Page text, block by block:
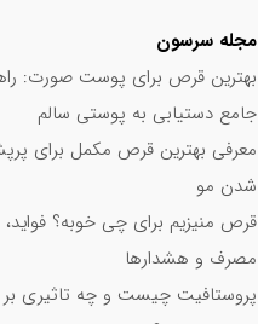
مجله سرسون
بهترین قرص برای پوست صورت:
جامع دستیابی به پوستی سالم
معرفی بهترین قرص مکمل برای
شدن مو
قرص منیزیم برای چی خوبه؟
مصرف و هشدارها
پروستافیت چیست و چه تاثیری بر